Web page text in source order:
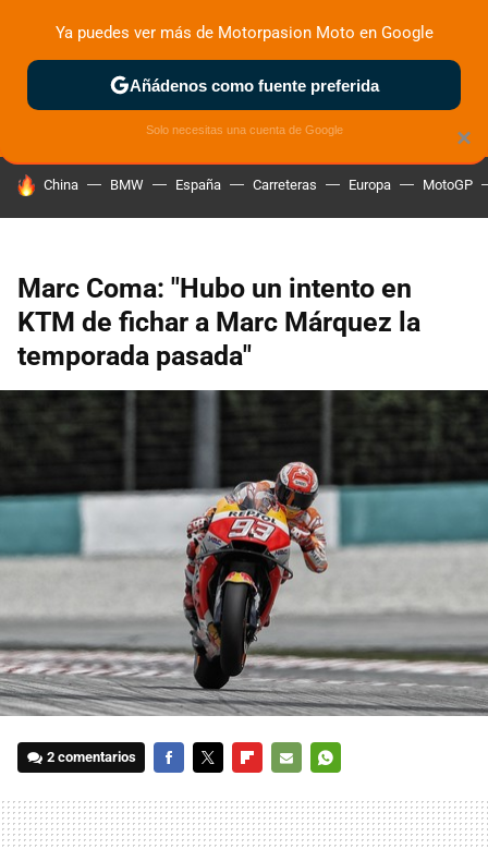
ZONA DE PRUEBAS DEPORTIVAS MOTOS ELÉCTRICAS
HOY SE HABLA DE
China BMW España Carreteras Europa MotoGP
Marc Coma: "Hubo un intento en
KTM de fichar a Marc Márquez la
temporada pasada"
2 comentarios
MAIL
×
Ya puedes ver más de Motorpasion Moto en Google
Añádenos como fuente preferida
Solo necesitas una cuenta de Google